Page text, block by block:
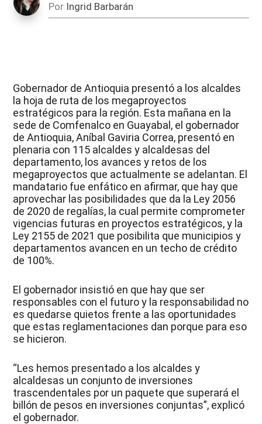
Por Ingrid Barbarán
Gobernador de Antioquia presentó a los alcaldes
la hoja de ruta de los megaproyectos
estratégicos para la región. Esta mañana en la
sede de Comfenalco en Guayabal, el gobernador
de Antioquia, Aníbal Gaviria Correa, presentó en
plenaria con 115 alcaldes y alcaldesas del
departamento, los avances y retos de los
megaproyectos que actualmente se adelantan. El
mandatario fue enfático en afirmar, que hay que
aprovechar las posibilidades que da la Ley 2056
de 2020 de regalías, la cual permite comprometer
vigencias futuras en proyectos estratégicos, y la
Ley 2155 de 2021 que posibilita que municipios y
departamentos avancen en un techo de crédito
de 100%.
El gobernador insistió en que hay que ser
responsables con el futuro y la responsabilidad no
es quedarse quietos frente a las oportunidades
que estas reglamentaciones dan porque para eso
se hicieron.
“Les hemos presentado a los alcaldes y
alcaldesas un conjunto de inversiones
trascendentales por un paquete que superará el
billón de pesos en inversiones conjuntas”, explicó
el gobernador.